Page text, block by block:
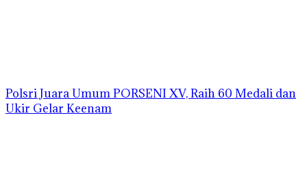
Polsri Juara Umum PORSENI XV, Raih 60 Medali dan
Ukir Gelar Keenam